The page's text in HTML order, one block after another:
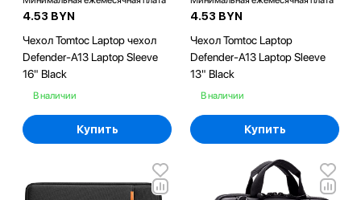
4.53 BYN
Чехол Tomtoc Laptop чехол
Defender-A13 Laptop Sleeve
16" Black
В наличии
Купить
4.53 BYN
Чехол Tomtoc Laptop
Defender-A13 Laptop Sleeve
13" Black
В наличии
Купить